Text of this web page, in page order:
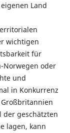
Land
wichtigen
für
Norwegen oder
und
in Konkurrenz
der geschätzten
lagen, kann